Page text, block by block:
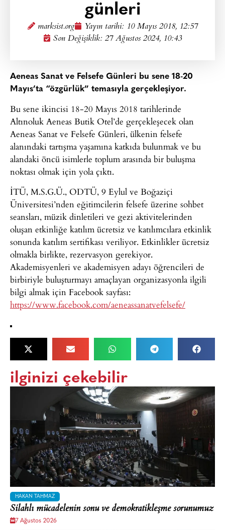
günleri
marksist.org Yayın tarihi: 10 Mayıs 2018, 12:57
Son Değişiklik: 27 Ağustos 2024, 10:43
Aeneas Sanat ve Felsefe Günleri bu sene 18-20
Mayıs’ta “özgürlük” temasıyla gerçekleşiyor.
Bu sene ikincisi 18-20 Mayıs 2018 tarihlerinde
Altınoluk Aeneas Butik Otel’de gerçekleşecek olan
Aeneas Sanat ve Felsefe Günleri, ülkenin felsefe
alanındaki tartışma yaşamına katkıda bulunmak ve bu
alandaki öncü isimlerle toplum arasında bir buluşma
noktası olmak için yola çıktı.
İTÜ, M.S.G.Ü., ODTÜ, 9 Eylul ve Boğaziçi
Üniversitesi’nden eğitimcilerin felsefe üzerine sohbet
seansları, müzik dinletileri ve gezi aktivitelerinden
oluşan etkinliğe katılım ücretsiz ve katılımcılara etkinlik
sonunda katılım sertifikası veriliyor. Etkinlikler ücretsiz
olmakla birlikte, rezervasyon gerekiyor.
Akademisyenleri ve akademisyen adayı öğrencileri de
birbiriyle buluşturmayı amaçlayan organizasyonla ilgili
bilgi almak için Facebook sayfası:
https://www.facebook.com/aeneassanatvefelsefe/
ilginizi çekebilir
HAKAN TAHMAZ
Silahlı mücadelenin sonu ve demokratikleşme sorunumuz
7 Ağustos 2026